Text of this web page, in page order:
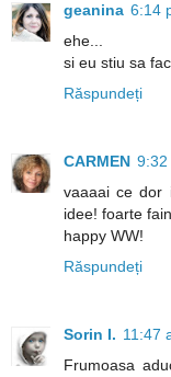
geanina 6:14
ehe...
si eu stiu sa
Răspundeți
CARMEN 9:32
vaaaai ce dor
idee! foarte
happy WW!
Răspundeți
Sorin I. 11:47
Frumoasa